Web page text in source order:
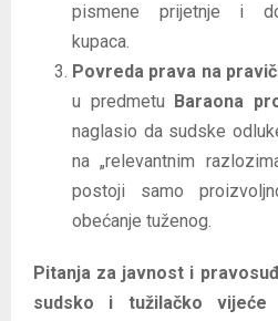
pismene prijetnje i
kupaca.
Povreda prava na
u predmetu
Baraona
naglasio da sudske
na „relevantnim
postoji samo
obećanje tuženog.
Pitanja za javnost i
sudsko i tužilačko